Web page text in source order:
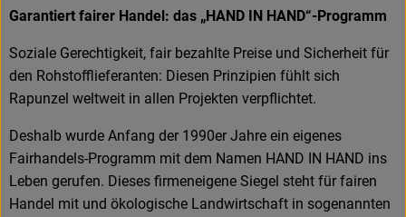
Garantiert fairer Handel: das „HAND IN HAND“-Programm
Soziale Gerechtigkeit, fair bezahlte Preise und Sicherheit für
den Rohstofflieferanten: Diesen Prinzipien fühlt sich
Rapunzel weltweit in allen Projekten verpflichtet.
Deshalb wurde Anfang der 1990er Jahre ein eigenes
Fairhandels-Programm mit dem Namen HAND IN HAND ins
Leben gerufen. Dieses firmeneigene Siegel steht für fairen
Handel mit und ökologische Landwirtschaft in sogenannten